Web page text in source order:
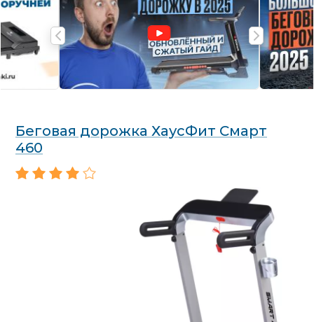
Беговая дорожка ХаусФит Смарт
460